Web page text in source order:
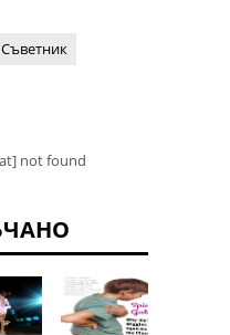
Съветник
not found